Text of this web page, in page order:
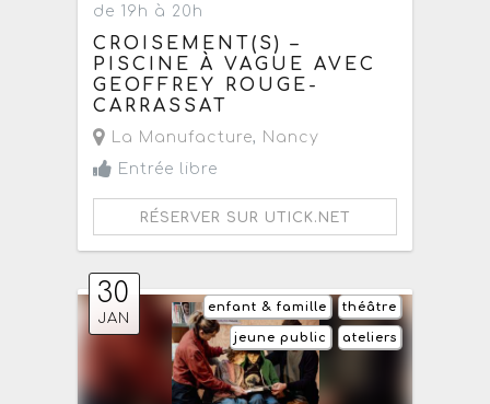
de 19h à 20h
CROISEMENT(S) –
PISCINE À VAGUE AVEC
GEOFFREY ROUGE-
CARRASSAT
La Manufacture, Nancy
Entrée libre
RÉSERVER SUR UTICK.NET
30
JAN
théâtre
enfant & famille
ateliers
jeune public